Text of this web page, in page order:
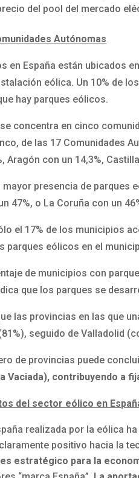
del pool del mercado
Autónomas
en España están ubicados
eólica. Un 10% de
hay parques eólicos.
concentra en cinco
de las 17 Comunidades
Aragón con un 14,3%,
presencia de parques
47%, o La Coruña con un
el 17% de los municipios
parques eólicos en el
de municipios con
que los parques se
las provincias en las que
seguido de Valladolid
de provincias puede
Vaciada), contribuyendo a
del sector eólico en
realizada por la eólica
positivo hacia la
estratégico para la